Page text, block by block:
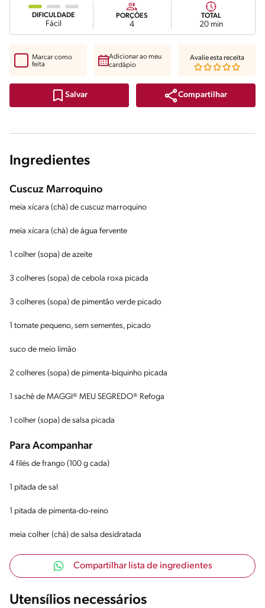
DIFICULDADE
Fácil
PORÇÕES
4
TOTAL
20 min
Salvar Compartilhar
Marcar como
feita
Adicionar ao meu
cardápio
Avalie esta receita
Ingredientes
Cuscuz Marroquino
meia xícara (chá) de cuscuz marroquino
meia xícara (chá) de água fervente
1 colher (sopa) de azeite
3 colheres (sopa) de cebola roxa picada
3 colheres (sopa) de pimentão verde picado
1 tomate pequeno, sem sementes, picado
suco de meio limão
2 colheres (sopa) de pimenta-biquinho picada
1 sachê de MAGGI® MEU SEGREDO® Refoga
1 colher (sopa) de salsa picada
Para Acompanhar
4 filés de frango (100 g cada)
1 pitada de sal
1 pitada de pimenta-do-reino
meia colher (chá) de salsa desidratada
Compartilhar lista de ingredientes
Utensílios necessários